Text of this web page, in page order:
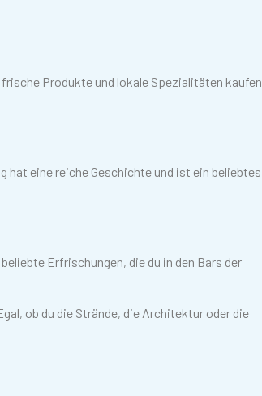
Produkte und lokale Spezialitäten kaufen
hat eine reiche Geschichte und ist ein beliebtes
Erfrischungen, die du in den Bars der
ob du die Strände, die Architektur oder die